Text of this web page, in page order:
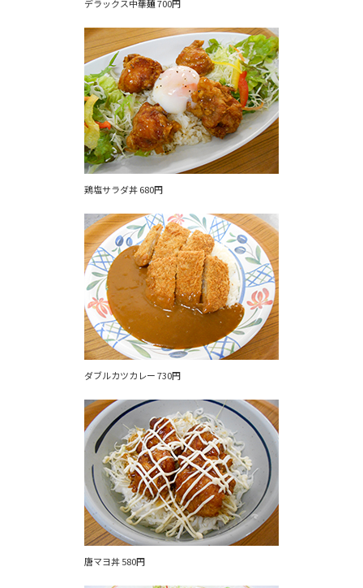
デラックス中華麺 700円
鶏塩サラダ丼 680円
ダブルカツカレー 730円
唐マヨ丼 580円